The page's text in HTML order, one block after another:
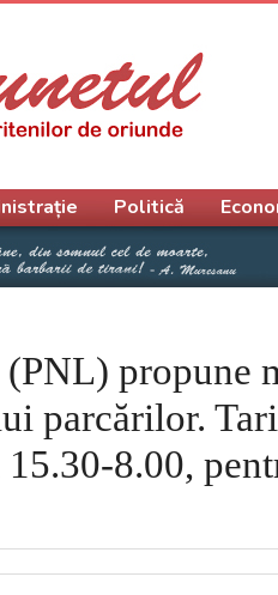
propune
parcărilor.
8.00,
Politică